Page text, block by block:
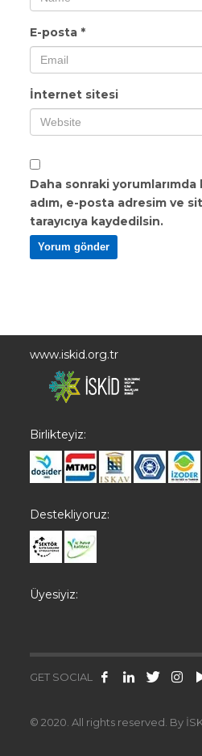
E-posta *
İnternet sitesi
Daha sonraki yorumlarımda
adım, e-posta adresim ve
tarayıcıya kaydedilsin.
www.iskid.org.tr
Birlikteyiz:
Destekliyoruz:
Üyesiyiz:
GET SOCIAL
© 2020. All rights reserved. By